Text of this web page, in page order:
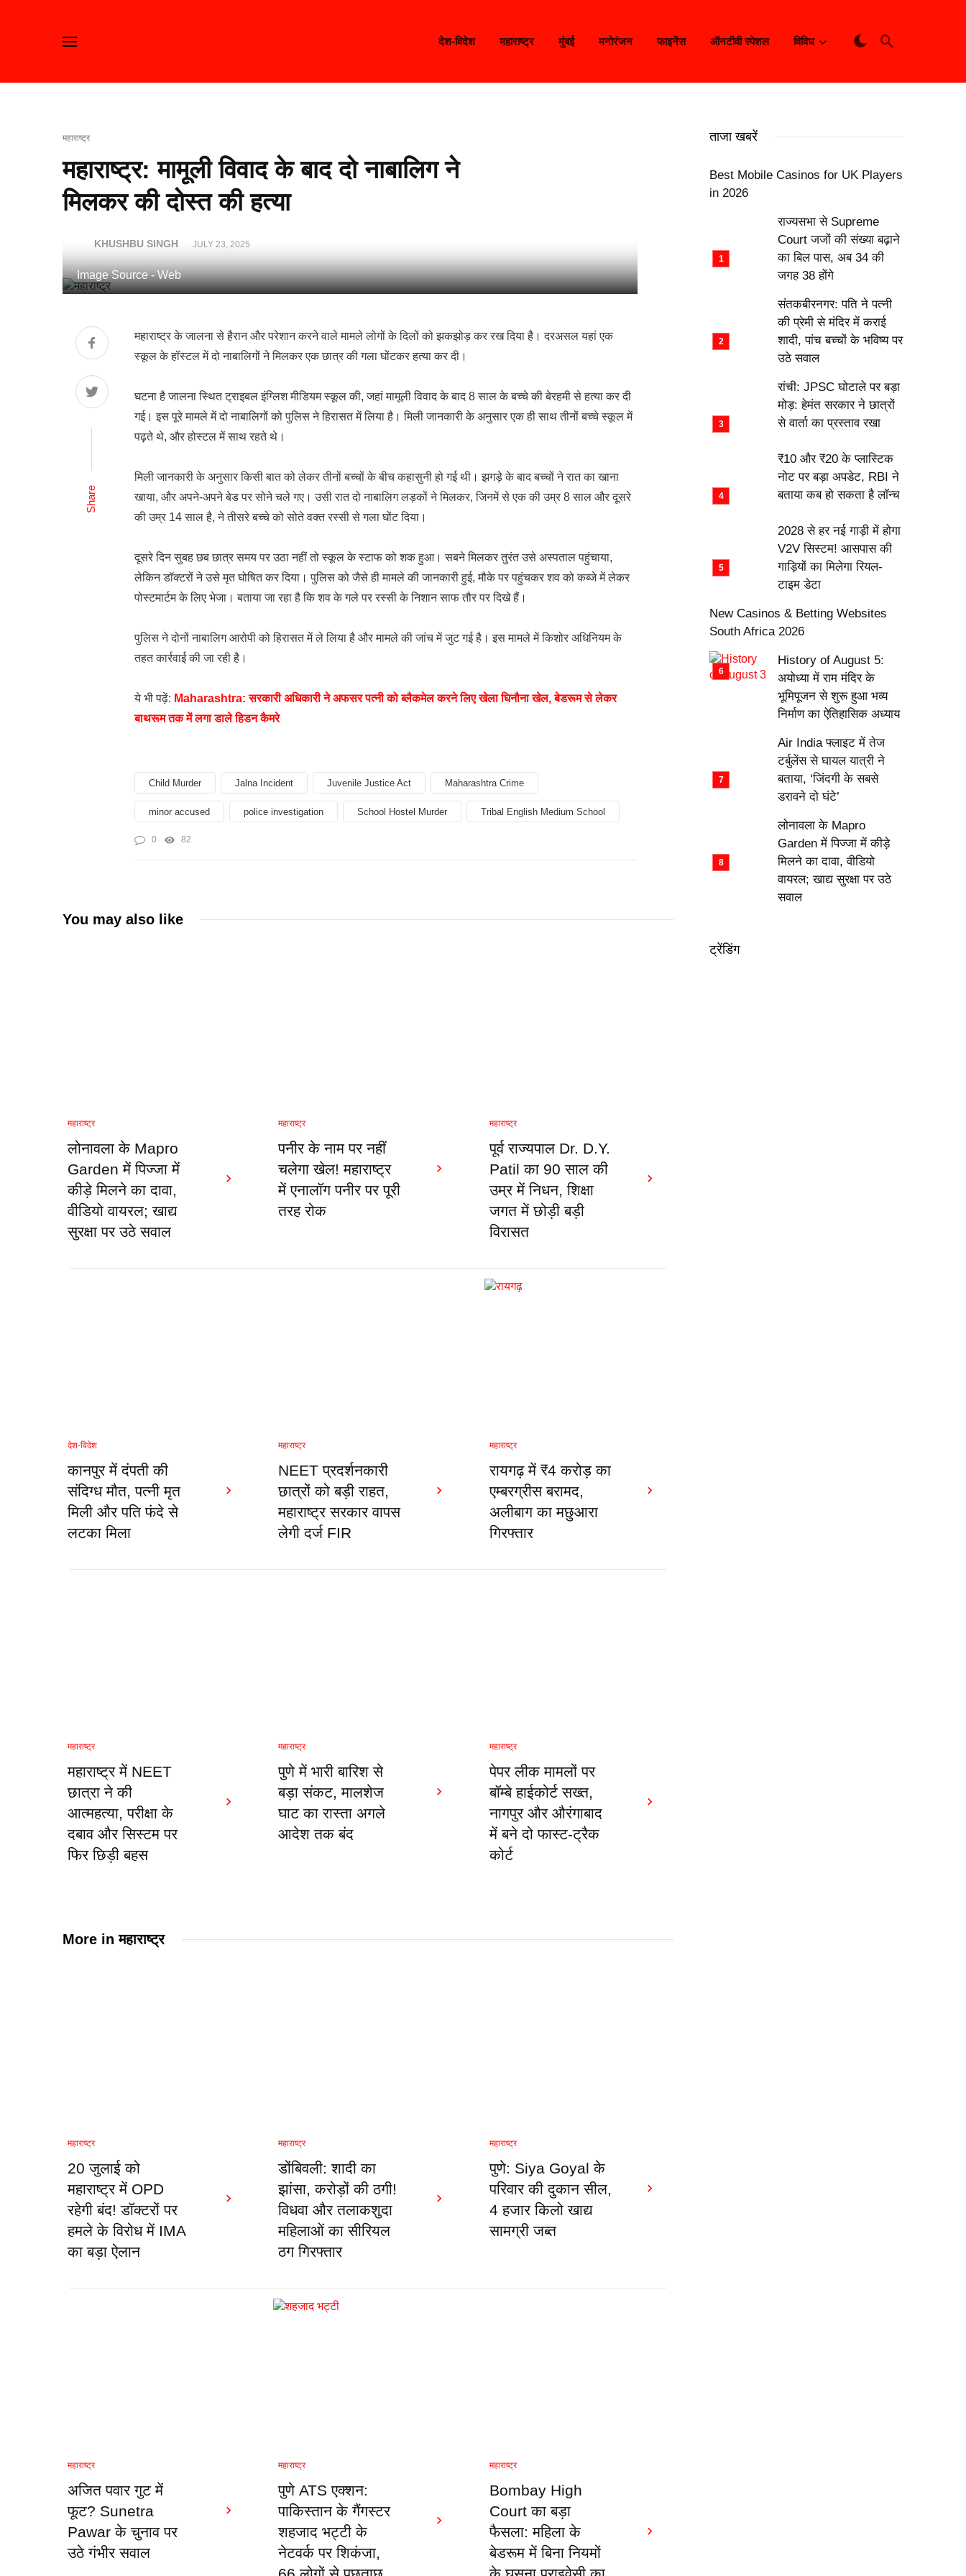
देश-विदेश महाराष्ट्र मुंबई मनोरंजन फाइनेंस ऑनटीवी स्पेशल विविध
महाराष्ट्र
महाराष्ट्र: मामूली विवाद के बाद दो नाबालिग ने
मिलकर की दोस्त की हत्या
KHUSHBU SINGH JULY 23, 2025
Image Source - Web
Share
महाराष्ट्र के जालना से हैरान और परेशान करने वाले मामले लोगों के दिलों को झकझोड़ कर रख दिया है। दरअसल यहां एक
स्कूल के हॉस्टल में दो नाबालिगों ने मिलकर एक छात्र की गला घोंटकर हत्या कर दी।
घटना है जालना स्थित ट्राइबल इंग्लिश मीडियम स्कूल की, जहां मामूली विवाद के बाद 8 साल के बच्चे की बेरहमी से हत्या कर दी
गई। इस पूरे मामले में दो नाबालिगों को पुलिस ने हिरासत में लिया है। मिली जानकारी के अनुसार एक ही साथ तीनों बच्चे स्कूल में
पढ़ते थे, और होस्टल में साथ रहते थे।
मिली जानकारी के अनुसार किसी बात को लेकर तीनों बच्चों के बीच कहासुनी हो गई थी। झगड़े के बाद बच्चों ने रात का खाना
खाया, और अपने-अपने बेड पर सोने चले गए। उसी रात दो नाबालिग लड़कों ने मिलकर, जिनमें से एक की उम्र 8 साल और दूसरे
की उम्र 14 साल है, ने तीसरे बच्चे को सोते वक्त रस्सी से गला घोंट दिया।
दूसरे दिन सुबह छब छात्र समय पर उठा नहीं तो स्कूल के स्टाफ को शक हुआ। सबने मिलकर तुरंत उसे अस्पताल पहुंचाया,
लेकिन डॉक्टरों ने उसे मृत घोषित कर दिया। पुलिस को जैसे ही मामले की जानकारी हुई, मौके पर पहुंचकर शव को कब्जे में लेकर
पोस्टमार्टम के लिए भेजा। बताया जा रहा है कि शव के गले पर रस्सी के निशान साफ तौर पर दिखे हैं।
पुलिस ने दोनों नाबालिग आरोपी को हिरासत में ले लिया है और मामले की जांच में जुट गई है। इस मामले में किशोर अधिनियम के
तहत कार्रवाई की जा रही है।
ये भी पढ़ें: Maharashtra: सरकारी अधिकारी ने अफसर पत्नी को ब्लैकमेल करने लिए खेला घिनौना खेल, बेडरूम से लेकर
बाथरूम तक में लगा डाले हिडन कैमरे
Child Murder Jalna Incident Juvenile Justice Act Maharashtra Crime
minor accused police investigation School Hostel Murder Tribal English Medium School
0 82
You may also like
महाराष्ट्र
लोनावला के Mapro
Garden में पिज्जा में
कीड़े मिलने का दावा,
वीडियो वायरल; खाद्य
सुरक्षा पर उठे सवाल
महाराष्ट्र
पनीर के नाम पर नहीं
चलेगा खेल! महाराष्ट्र
में एनालॉग पनीर पर पूरी
तरह रोक
महाराष्ट्र
पूर्व राज्यपाल Dr. D.Y.
Patil का 90 साल की
उम्र में निधन, शिक्षा
जगत में छोड़ी बड़ी
विरासत
देश-विदेश
कानपुर में दंपती की
संदिग्ध मौत, पत्नी मृत
मिली और पति फंदे से
लटका मिला
महाराष्ट्र
NEET प्रदर्शनकारी
छात्रों को बड़ी राहत,
महाराष्ट्र सरकार वापस
लेगी दर्ज FIR
महाराष्ट्र
रायगढ़ में ₹4 करोड़ का
एम्बरग्रीस बरामद,
अलीबाग का मछुआरा
गिरफ्तार
महाराष्ट्र
महाराष्ट्र में NEET
छात्रा ने की
आत्महत्या, परीक्षा के
दबाव और सिस्टम पर
फिर छिड़ी बहस
महाराष्ट्र
पुणे में भारी बारिश से
बड़ा संकट, मालशेज
घाट का रास्ता अगले
आदेश तक बंद
महाराष्ट्र
पेपर लीक मामलों पर
बॉम्बे हाईकोर्ट सख्त,
नागपुर और औरंगाबाद
में बने दो फास्ट-ट्रैक
कोर्ट
More inमहाराष्ट्र
महाराष्ट्र
20 जुलाई को
महाराष्ट्र में OPD
रहेगी बंद! डॉक्टरों पर
हमले के विरोध में IMA
का बड़ा ऐलान
महाराष्ट्र
डोंबिवली: शादी का
झांसा, करोड़ों की ठगी!
विधवा और तलाकशुदा
महिलाओं का सीरियल
ठग गिरफ्तार
महाराष्ट्र
पुणे: Siya Goyal के
परिवार की दुकान सील,
4 हजार किलो खाद्य
सामग्री जब्त
महाराष्ट्र
अजित पवार गुट में
फूट? Sunetra
Pawar के चुनाव पर
उठे गंभीर सवाल
महाराष्ट्र
पुणे ATS एक्शन:
पाकिस्तान के गैंगस्टर
शहजाद भट्टी के
नेटवर्क पर शिकंजा,
महाराष्ट्र
Bombay High
Court का बड़ा
फैसला: महिला के
बेडरूम में बिना नियमों
ताजा खबरें
Best Mobile Casinos for UK Players
in 2026
राज्यसभा से Supreme
Court जजों की संख्या बढ़ाने
का बिल पास, अब 34 की
जगह 38 होंगे
संतकबीरनगर: पति ने पत्नी
की प्रेमी से मंदिर में कराई
शादी, पांच बच्चों के भविष्य पर
उठे सवाल
रांची: JPSC घोटाले पर बड़ा
मोड़: हेमंत सरकार ने छात्रों
से वार्ता का प्रस्ताव रखा
₹10 और ₹20 के प्लास्टिक
नोट पर बड़ा अपडेट, RBI ने
बताया कब हो सकता है लॉन्च
2028 से हर नई गाड़ी में होगा
V2V सिस्टम! आसपास की
गाड़ियों का मिलेगा रियल-
टाइम डेटा
New Casinos & Betting Websites
South Africa 2026
History of August 5:
अयोध्या में राम मंदिर के
भूमिपूजन से शुरू हुआ भव्य
निर्माण का ऐतिहासिक अध्याय
Air India फ्लाइट में तेज
टर्बुलेंस से घायल यात्री ने
बताया, ‘जिंदगी के सबसे
डरावने दो घंटे’
लोनावला के Mapro
Garden में पिज्जा में कीड़े
मिलने का दावा, वीडियो
वायरल; खाद्य सुरक्षा पर उठे
सवाल
ट्रेंडिंग